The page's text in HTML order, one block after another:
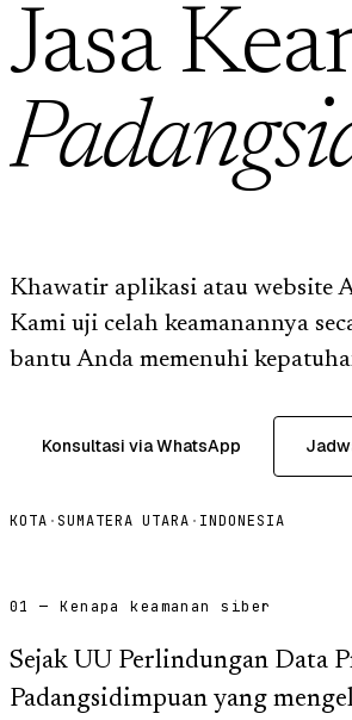
Jasa
Khawatir aplikasi atau website
Kami uji celah keamanannya
bantu Anda memenuhi
Konsultasi via WhatsApp
KOTA · SUMATERA UTARA · INDONESIA
01 — Kenapa keamanan siber
Sejak UU Perlindungan Data
Padangsidimpuan yang